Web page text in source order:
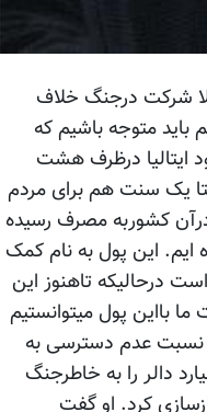
شرکت درجنگ خلاف
باید متوجه باشیم که
ایتالیا درظرف هشت
وازاین مبلغ حتا یک سنت هم برای مردم
کشوربه مصرف رسیده
ایم. این پول به نام کمک
درحالیکه تاهنوز این
بااین پول میتوانستیم
نسبت عدم دسترسی به
کمتر میشد، نیروهای امریکایی درظرف هشت سال گذشته 300 ملیارد دالر را به خاطرجنگ
کرد. او گفت